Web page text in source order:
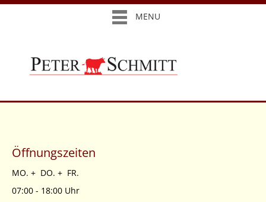
MENU
Öffnungszeiten
MO. + DO. + FR.
07:00 - 18:00 Uhr